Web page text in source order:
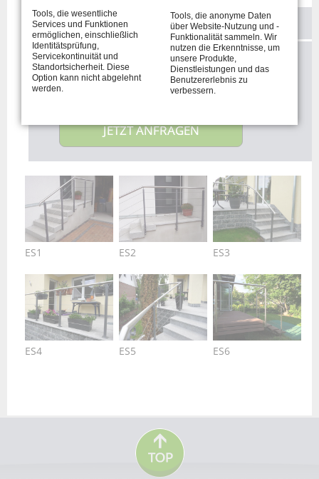
KONTAKTIEREN SIE UNS!
Sie haben Fragen und möchten Ihre
Vorstellungen mit uns besprechen?
JETZT ANFRAGEN
ES1 ES2 ES3
ES4 ES5 ES6
Tools, die wesentliche
Services und Funktionen
ermöglichen, einschließlich
Identitätsprüfung,
Servicekontinuität und
Standortsicherheit. Diese
Option kann nicht abgelehnt
werden.
Tools, die anonyme Daten
über Website-Nutzung und -
Funktionalität sammeln. Wir
nutzen die Erkenntnisse, um
unsere Produkte,
Dienstleistungen und das
Benutzererlebnis zu
verbessern.